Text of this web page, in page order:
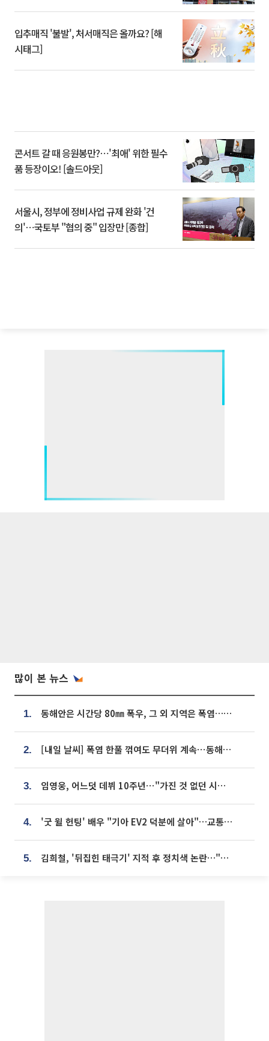
입추매직 '불발', 처서매직은 올까요? [해
시태그]
콘서트 갈 때 응원봉만?⋯'최애' 위한 필수
품 등장이오! [솔드아웃]
서울시, 정부에 정비사업 규제 완화 '건
의'⋯국토부 "협의 중" 입장만 [종합]
많이 본 뉴스
1. 동해안은 시간당 80㎜ 폭우, 그 외 지역은 폭염…‘극과 극 날씨’
2. [내일 날씨] 폭염 한풀 꺾여도 무더위 계속⋯동해안 이틀 연속 비
3. 임영웅, 어느덧 데뷔 10주년⋯"가진 것 없던 시절, 내 앞엔 20명의 팬뿐"
4. '굿 윌 헌팅' 배우 "기아 EV2 덕분에 살아"…교통사고 후 안전성 극찬
5. 김희철, '뒤집힌 태극기' 지적 후 정치색 논란…"좌우 떠나 우리나라 국기"